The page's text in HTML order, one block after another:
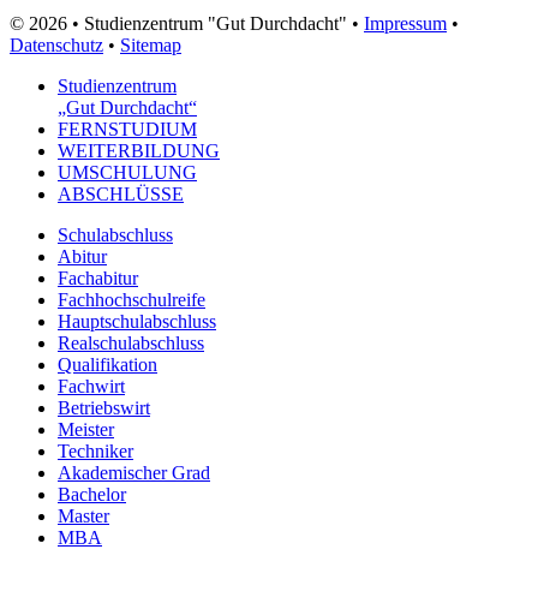
© 2026 • Studienzentrum "Gut Durchdacht" • Impressum •
Datenschutz • Sitemap
Studienzentrum
„Gut Durchdacht“
FERNSTUDIUM
WEITERBILDUNG
UMSCHULUNG
ABSCHLÜSSE
Schulabschluss
Abitur
Fachabitur
Fachhochschulreife
Hauptschulabschluss
Realschulabschluss
Qualifikation
Fachwirt
Betriebswirt
Meister
Techniker
Akademischer Grad
Bachelor
Master
MBA